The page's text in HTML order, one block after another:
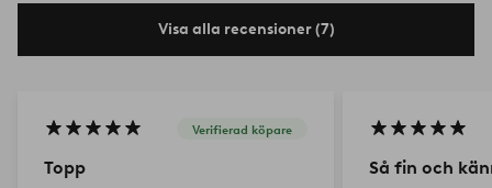
Visa alla recensioner (7)
Verifierad köpare
Topp Så fin och